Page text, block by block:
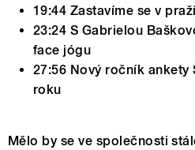
19:44 Zastavíme se v
23:24 S Gabrielou
face jógu
27:56 Nový ročník ankety
roku
Mělo by se ve společnosti